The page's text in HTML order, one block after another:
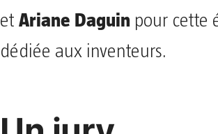
et Ariane Daguin pour cette
dédiée aux inventeurs.